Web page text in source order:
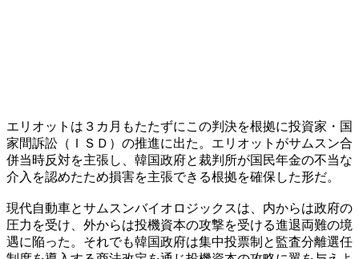
エリオットは３カ月もたたずにこの判決を根拠に投資家・国
家間訴訟（ＩＳＤ）の推進に出た。エリオットがサムスン合
併当時反対を主張し、韓国政府と裁判所が国民年金の不当な
介入を認めたため損害を主張できる根拠を確保した形だ。
現代自動車とサムスンバイオロジックスは、内からは政府の
圧力を受け、外からは投機資本の攻撃を受ける進退両難の境
遇に陥った。それでも韓国政府は集中投票制と監査分離選任